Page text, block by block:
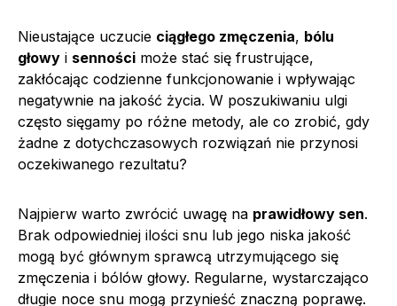
Nieustające uczucie ciągłego zmęczenia, bólu
głowy i senności może stać się frustrujące,
zakłócając codzienne funkcjonowanie i wpływając
negatywnie na jakość życia. W poszukiwaniu ulgi
często sięgamy po różne metody, ale co zrobić, gdy
żadne z dotychczasowych rozwiązań nie przynosi
oczekiwanego rezultatu?
Najpierw warto zwrócić uwagę na prawidłowy sen.
Brak odpowiedniej ilości snu lub jego niska jakość
mogą być głównym sprawcą utrzymującego się
zmęczenia i bólów głowy. Regularne, wystarczająco
długie noce snu mogą przynieść znaczną poprawę.